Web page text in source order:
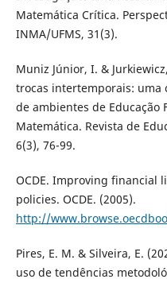
Matemática Crítica.
INMA/UFMS, 31(3).
Muniz Júnior, I. &
trocas intertemporais: uma
de ambientes de Educação
Matemática. Revista de
6(3), 76-99.
OCDE. Improving financial
policies. OCDE. (2005).
http://
Pires, E. M. & Silveira, E.
uso de tendências